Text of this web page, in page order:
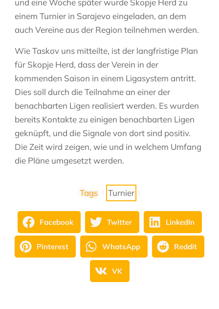
und eine Woche später wurde Skopje Herd zu
einem Turnier in Sarajevo eingeladen, an dem
auch Vereine aus der Region teilnehmen werden.
Wie Taskov uns mitteilte, ist der langfristige Plan
für Skopje Herd, dass der Verein in der
kommenden Saison in einem Ligasystem antritt.
Dies soll durch die Teilnahme an einer der
benachbarten Ligen realisiert werden. Es wurden
bereits Kontakte zu einigen benachbarten Ligen
geknüpft, und die Signale von dort sind positiv.
Die Zeit wird zeigen, wie und in welchem ​​Umfang
die Pläne umgesetzt werden.
Tags Turnier
Facebook Twitter LinkedIn
Pinterest WhatsApp Reddit
VK